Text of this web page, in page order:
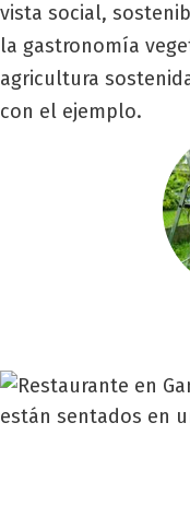
vista social,
la gastronomía
agricultura
con el ejemplo.